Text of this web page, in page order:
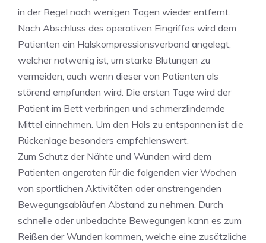
in der Regel nach wenigen Tagen wieder entfernt.
Nach Abschluss des operativen Eingriffes wird dem
Patienten ein Halskompressionsverband angelegt,
welcher notwenig ist, um starke Blutungen zu
vermeiden, auch wenn dieser von Patienten als
störend empfunden wird. Die ersten Tage wird der
Patient im Bett verbringen und schmerzlindernde
Mittel einnehmen. Um den Hals zu entspannen ist die
Rückenlage besonders empfehlenswert.
Zum Schutz der Nähte und Wunden wird dem
Patienten angeraten für die folgenden vier Wochen
von sportlichen Aktivitäten oder anstrengenden
Bewegungsabläufen Abstand zu nehmen. Durch
schnelle oder unbedachte Bewegungen kann es zum
Reißen der Wunden kommen, welche eine zusätzliche